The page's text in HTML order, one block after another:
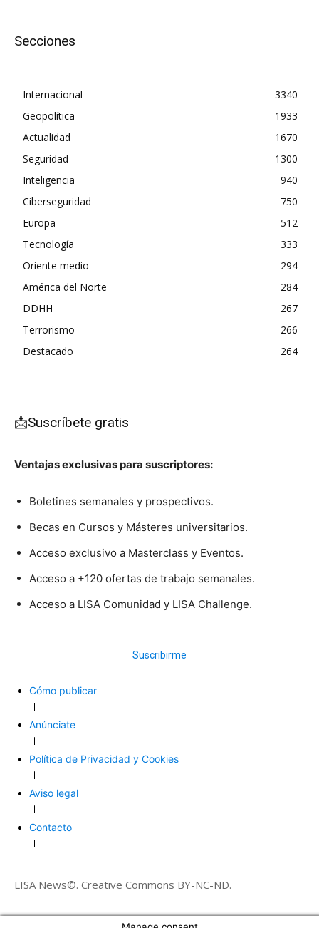
Secciones
Internacional
3340
Geopolítica
1933
Actualidad
1670
Seguridad
1300
Inteligencia
940
Ciberseguridad
750
Europa
512
Tecnología
333
Oriente medio
294
América del Norte
284
DDHH
267
Terrorismo
266
Destacado
264
📩Suscríbete gratis
Ventajas exclusivas para suscriptores:
Boletines semanales y prospectivos.
Becas en Cursos y Másteres universitarios.
Acceso exclusivo a Masterclass y Eventos.
Acceso a +120 ofertas de trabajo semanales.
Acceso a LISA Comunidad y LISA Challenge.
Suscribirme
Cómo publicar
Anúnciate
Política de Privacidad y Cookies
Aviso legal
Contacto
LISA News©. Creative Commons BY-NC-ND.